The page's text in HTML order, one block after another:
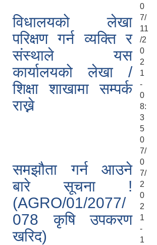
विधालयको लेखा
परिक्षण गर्न व्यक्ति र
संस्थाले यस
कार्यालयको लेखा /
शिक्षा शाखामा सम्पर्क
राख्ने
0
7/
11
/2
0
2
1
-
0
8:
3
5
समझौता गर्न आउने
बारे सूचना !
(AGRO/01/2077/
078 कृषि उपकरण
खरिद)
0
7/
0
7/
2
0
2
1
-
1